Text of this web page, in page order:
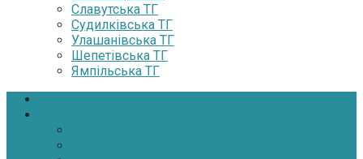
Славутська ТГ
Судилківська ТГ
Улашанівська ТГ
Шепетівська ТГ
Ямпільська ТГ